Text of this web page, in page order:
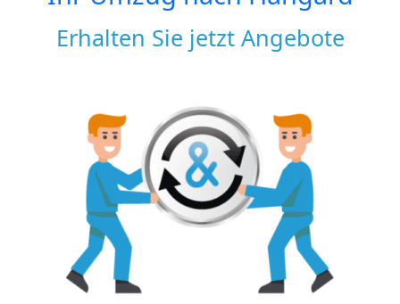
Erhalten Sie jetzt Angebote